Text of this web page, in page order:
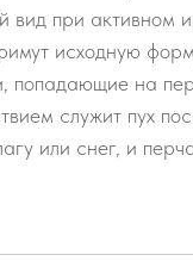
вид при активном
исходную
попадающие на
служит пух
или снег, и